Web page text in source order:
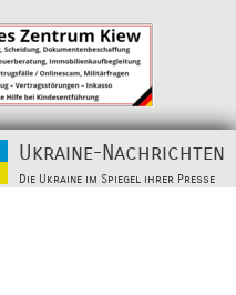
Ukraine-Nachrichten
Die Ukraine im Spiegel ihrer Presse